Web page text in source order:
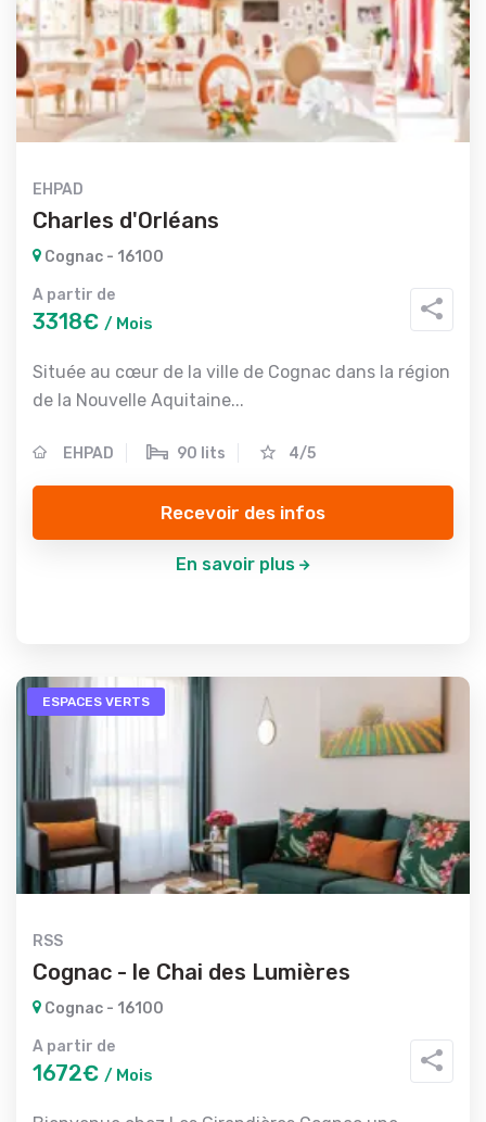
EHPAD
Charles d'Orléans
Cognac - 16100
A partir de
3318€ / Mois
Située au cœur de la ville de Cognac dans la région
de la Nouvelle Aquitaine...
EHPAD 90 lits 4/5
Recevoir des infos
En savoir plus
ESPACES VERTS
RSS
Cognac - le Chai des Lumières
Cognac - 16100
A partir de
1672€ / Mois